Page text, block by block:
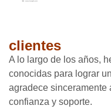
clientes
A lo largo de los años,
conocidas para lograr
agradece sinceramente
confianza y soporte.